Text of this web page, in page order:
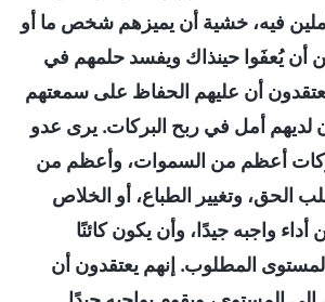
فيه، خشية أن يميزهم شخص ما أو
أن يُعفَوا حينذاك ويفسد حلمهم في
أن عليهم الحفاظ على سمعتهم
لديهم أمل في ربح البركات. يرى عدو
أعظم من السموات، وأعظم من
الحق، وتغيير الطباع، أو الخلاص
واجبه جيدًا، وأن يكون كائنًا
المطلوب. إنهم يعتقدون أن